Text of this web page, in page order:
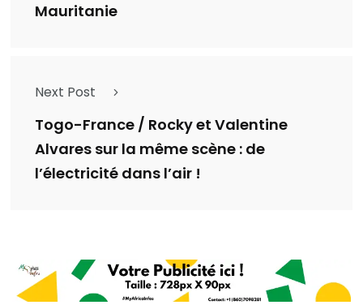
Mauritanie
Next Post
Togo-France / Rocky et Valentine
Alvares sur la même scène : de
l’électricité dans l’air !